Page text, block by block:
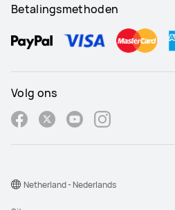
Betalingsmethoden
Volg ons
Netherland - Nederlands